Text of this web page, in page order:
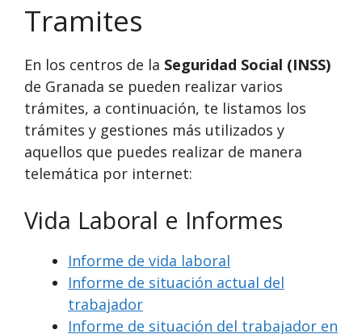
Tramites
En los centros de la Seguridad Social (INSS)
de Granada se pueden realizar varios
trámites, a continuación, te listamos los
trámites y gestiones más utilizados y
aquellos que puedes realizar de manera
telemática por internet:
Vida Laboral e Informes
Informe de vida laboral
Informe de situación actual del
trabajador
Informe de situación del trabajador en